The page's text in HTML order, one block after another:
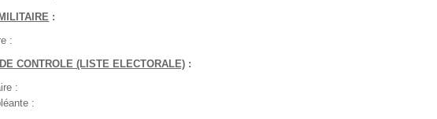
:
:
CONTROLE (LISTE ELECTORALE) :
:
: